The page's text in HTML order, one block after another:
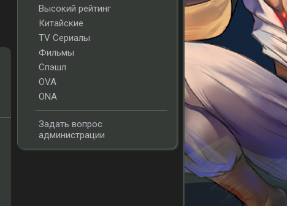
Высокий рейтинг
Китайские
TV Сериалы
Фильмы
Спэшл
OVA
ONA
Задать вопрос
администрации